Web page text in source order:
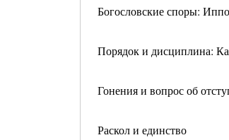
Богословские споры:
Порядок и дисциплина:
Гонения и вопрос об
Раскол и единство